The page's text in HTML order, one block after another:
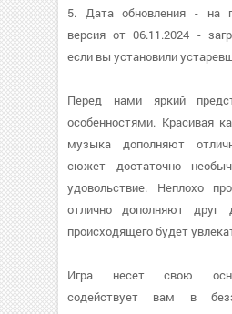
5. Дата обновления - на
версия от 06.11.2024 -
если вы установили
Перед нами яркий
особенностями. Красивая
музыка дополняют
сюжет достаточно
удовольствие. Неплохо
отлично дополняют друг
происходящего будет
Игра несет свою
содействует вам в